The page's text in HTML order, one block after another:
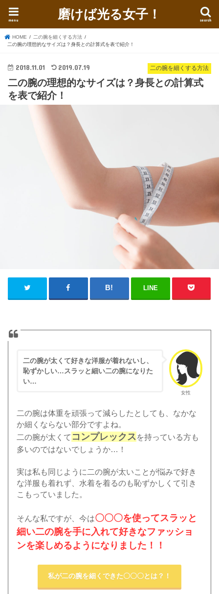
磨けば光る女子！ search
menu
HOME
二の腕を細くする方法
二の腕の理想的なサイズは？身長との計算式を表で紹介！
二の腕を細くする方法
2018.11.01 2019.07.19
二の腕の理想的なサイズは？身長との計算式
を表で紹介！
LINE
女性
二の腕が太くて好きな洋服が着れないし、
恥ずかしい…スラッと細い二の腕になりた
い…
二の腕は体重を頑張って減らしたとしても、なかな
か細くならない部分ですよね。
二の腕が太くて コンプレックスを持っている方も
多いのではないでしょうか…！
実は私も同じように二の腕が太いことが悩みで好き
な洋服も着れず、水着を着るのも恥ずかしくて引き
こもっていました。
そんな私ですが、今は〇〇〇を使ってスラッと
細い二の腕を手に入れて好きなファッショ
ンを楽しめるようになりました！！
私が二の腕を細くできた〇〇〇とは？！